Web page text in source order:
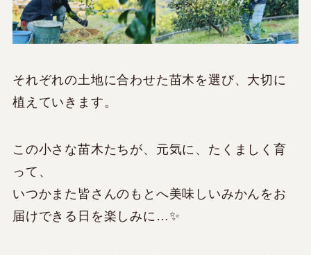
それぞれの土地に合わせた苗木を選び、大切に
植えていきます。
この小さな苗木たちが、元気に、たくましく育
って、
いつかまた皆さんのもとへ美味しいみかんをお
届けできる日を楽しみに…✨